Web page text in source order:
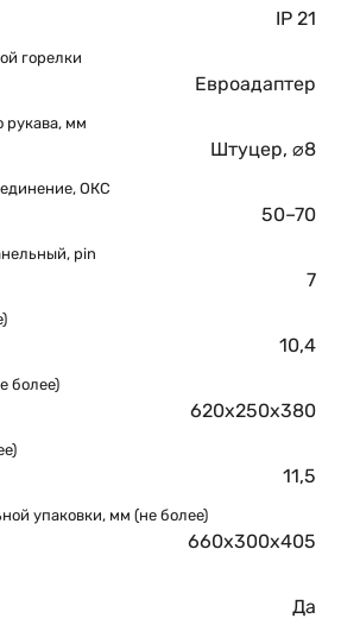
IP 21
горелки
Евроадаптер
рукава, мм
Штуцер, ⌀8
ОКС
50–70
pin
7
10,4
более)
620х250х380
11,5
упаковки, мм (не более)
660х300х405
Да